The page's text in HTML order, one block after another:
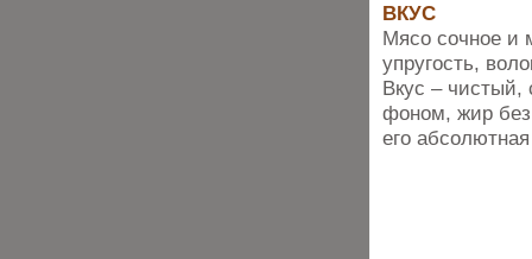
ВКУС
Мясо сочное и
упругость,
Вкус –
фоном, жир без
его